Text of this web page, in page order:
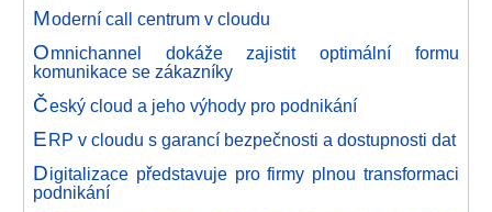
Moderní call centrum v cloudu
Omnichannel dokáže zajistit optimální formu
komunikace se zákazníky
Český cloud a jeho výhody pro podnikání
ERP v cloudu s garancí bezpečnosti a dostupnosti dat
Digitalizace představuje pro firmy plnou transformaci
podnikání